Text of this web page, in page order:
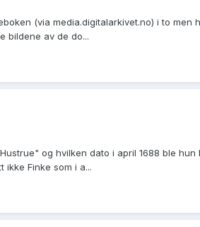
(via media.digitalarkivet.no) i to
bildene av de do...
og hvilken dato i april 1688 ble
ikke Finke som i a...